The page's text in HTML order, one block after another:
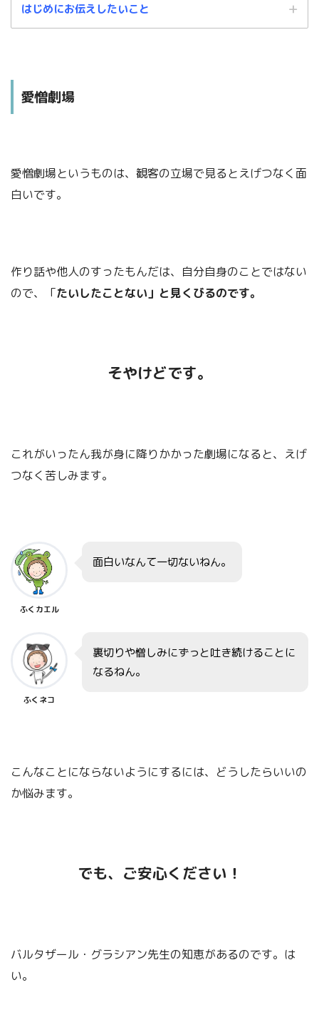
はじめにお伝えしたいこと
中には、「これ違うんじゃないの？」という箇所もあるかと思います。
もっと、きちんと
恵」について
「賢人の知恵」その他について
愛憎劇場
愛憎劇場というものは、観客の立場で見るとえげつなく面
白いです。
作り話や他人のすったもんだは、自分自身のことではない
ので、「たいしたことない」と見くびるのです。
そやけどです。
これがいったん我が身に降りかかった劇場になると、えげ
つなく苦しみます。
ふくカエル
面白いなんて一切ないねん。
ふくネコ
裏切りや憎しみにずっと吐き続けることに
なるねん。
こんなことにならないようにするには、どうしたらいいの
か悩みます。
でも、ご安心ください！
バルタザール・グラシアン先生の知恵があるのです。は
い。